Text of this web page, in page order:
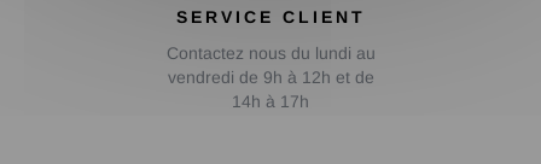
SERVICE CLIENT
Contactez nous du lundi au
vendredi de 9h à 12h et de
14h à 17h